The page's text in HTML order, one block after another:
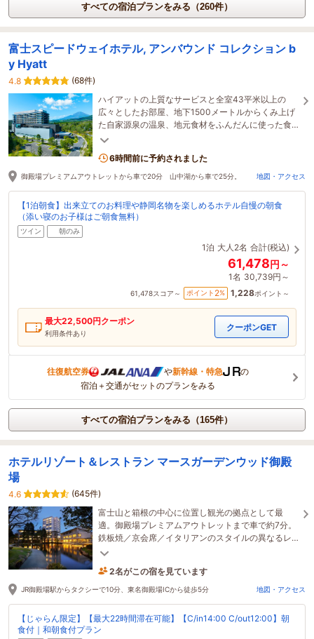
すべての宿泊プランをみる（260件）
富士スピードウェイホテル, アンバウンド コレクション b
y Hyatt
4.8
(68件)
ハイアットの上質なサービスと全室43平米以上の
広々としたお部屋、地下1500メートルからくみ上げ
た自家源泉の温泉、地元食材をふんだんに使った食
事をご堪能ください。
6時間前に予約されました
御殿場プレミアムアウトレットから車で20分 山中湖から車で25分。 地図・アクセス
【1泊朝食】出来立てのお料理や静岡名物を楽しめるホテル自慢の朝食
（添い寝のお子様はご朝食無料）
ツイン 朝のみ
1泊 大人2名 合計(税込)
61,478円～
1名 30,739円～
61,478スコア～ ポイント 2% 1,228ポイント～
最大22,500円クーポン
利用条件あり
クーポンGET
往復航空券 や新幹線・特急
の
宿泊＋交通がセットのプランをみる
すべての宿泊プランをみる（165件）
ホテルリゾート＆レストラン マースガーデンウッド御殿
場
4.6
(645件)
富士山と箱根の中心に位置し観光の拠点として最
適。御殿場プレミアムアウトレットまで車で約7分。
鉄板焼／京会席／イタリアンのスタイルの異なるレ
ストラン。絶景ビューを目前に贅沢なひとときを。
2名がこの宿を見ています
3時間前に予約されました
JR御殿場駅からタクシーで10分、東名御殿場ICから徒歩5分 地図・アクセス
【じゃらん限定】【最大22時間滞在可能】【C/in14:00 C/out12:00】朝
食付｜和朝食付プラン